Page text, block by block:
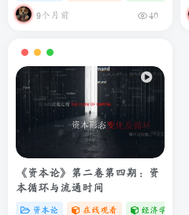
9个月前 40
《资本论》第二卷第四期：资
本循环与流通时间
资本论 在线观看 经济学专题